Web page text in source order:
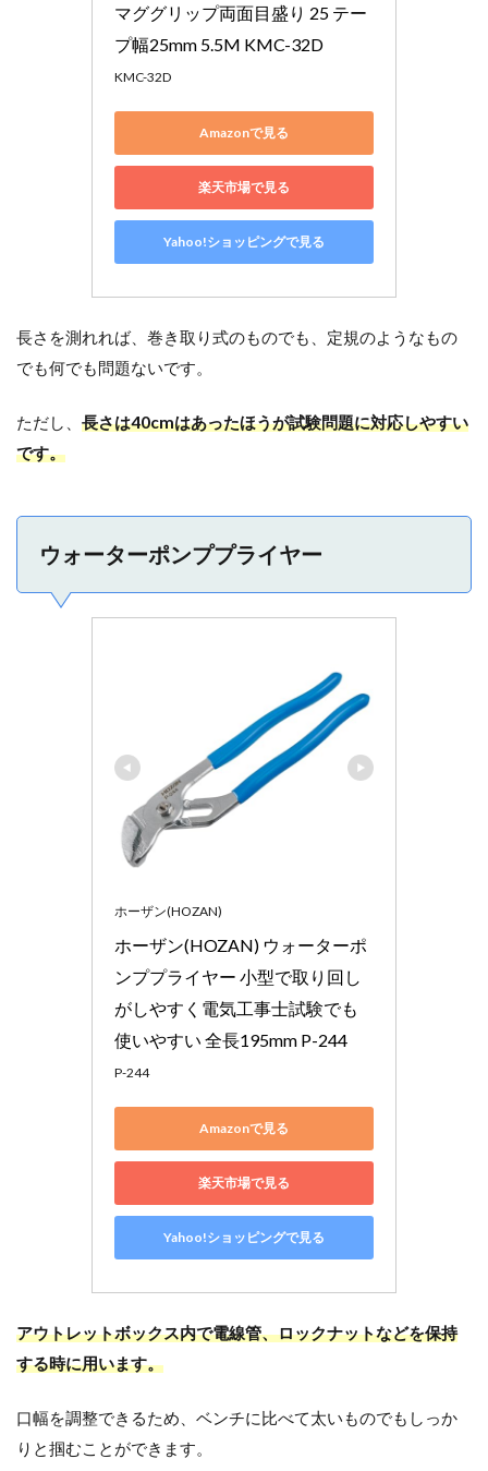
マググリップ両面目盛り 25 テー
プ幅25mm 5.5M KMC-32D
KMC-32D
Amazonで見る
楽天市場で見る
Yahoo!ショッピングで見る
長さを測れれば、巻き取り式のものでも、定規のようなもの
でも何でも問題ないです。
ただし、 長さは40cmはあったほうが試験問題に対応しやすい
です。
ウォーターポンププライヤー
ホーザン(HOZAN)
ホーザン(HOZAN) ウォーターポ
ンププライヤー 小型で取り回し
がしやすく電気工事士試験でも
使いやすい 全長195mm P-244
P-244
Amazonで見る
楽天市場で見る
Yahoo!ショッピングで見る
アウトレットボックス内で電線管、ロックナットなどを保持
する時に用います。
口幅を調整できるため、ベンチに比べて太いものでもしっか
りと掴むことができます。